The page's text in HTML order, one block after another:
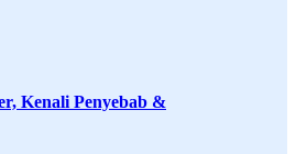
Kenali Penyebab &